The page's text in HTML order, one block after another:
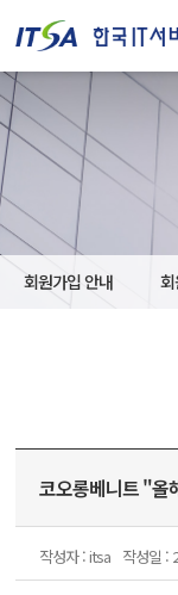
회원가입 안내
코오롱베니트 "올
작성자 : itsa 작성일 :